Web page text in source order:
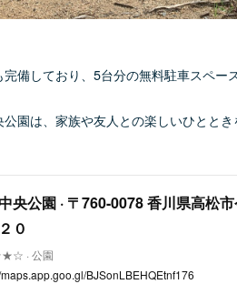
備しており、5台分の無料駐車スペー
園は、家族や友人との楽しいひととき
央公園 · 〒760-0078 香川県高松
０
· 公園
BJSonLBEHQEtnf176